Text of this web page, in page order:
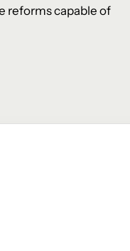
reforms capable of